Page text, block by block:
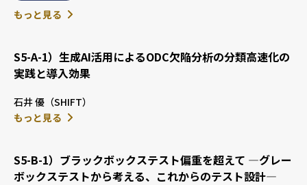
もっと見る
S5-A-1）生成AI活用によるODC欠陥分析の分類高速化の
実践と導入効果
石井 優（SHIFT）
もっと見る
S5-B-1）ブラックボックステスト偏重を超えて ―グレー
ボックステストから考える、これからのテスト設計―